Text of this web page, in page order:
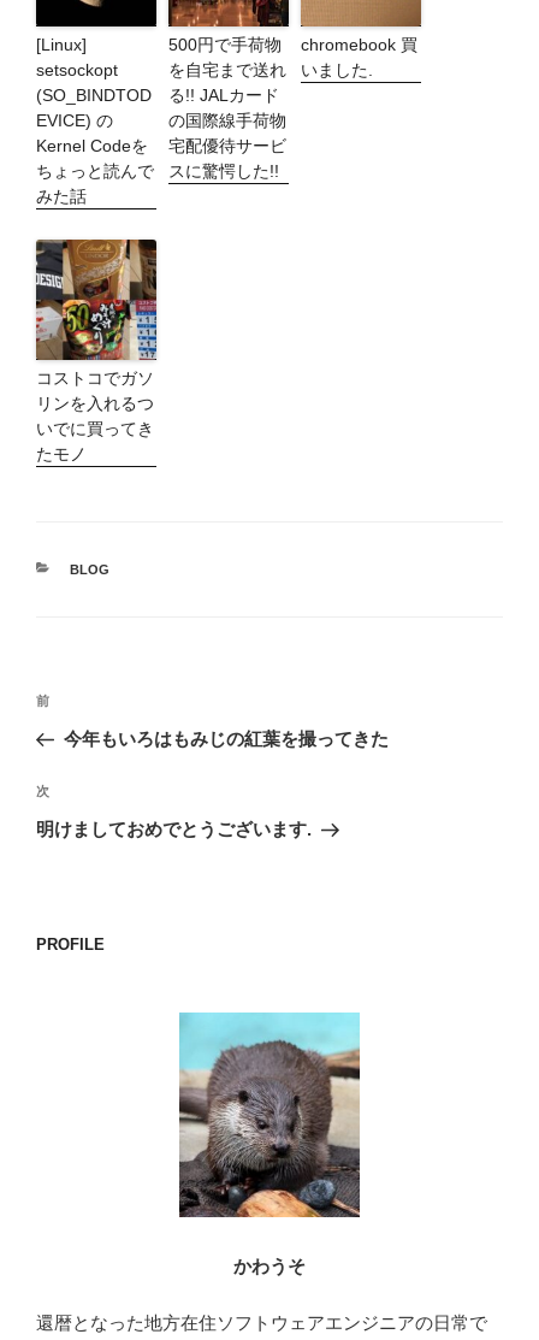
[Linux]
setsockopt
(SO_BINDTOD
EVICE) の
Kernel Codeを
ちょっと読んで
みた話
500円で手荷物
を自宅まで送れ
る!! JALカード
の国際線手荷物
宅配優待サービ
スに驚愕した!!
chromebook 買
いました.
コストコでガソ
リンを入れるつ
いでに買ってき
たモノ
カ
BLOG
投
ナ
ビ
ゲ
ン
前
の
稿
前
今年もいろはもみじの紅葉を撮ってきた
次
の
次
明けましておめでとうございます.
PROFILE
かわうそ
還暦となった地方在住ソフトウェアエンジニアの日常で